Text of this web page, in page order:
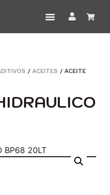
/ ACEITES / ACEITE